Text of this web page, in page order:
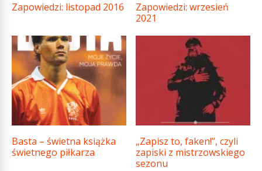
Zapowiedzi: listopad 2016
Zapowiedzi: wrzesień
2021
Basta – świetna książka
świetnego piłkarza
„Zapisz to, faken!”, czyli
zapiski z mistrzowskiego
sezonu